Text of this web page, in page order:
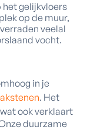
het gelijkvloers
op de muur,
veelal
vocht.
in je
. Het
ook verklaart
duurzame